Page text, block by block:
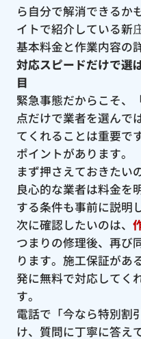
ら自分で解消できるか
イトで紹介している新
基本料金と作業内容の
対応スピードだけで選
目
緊急事態だからこそ、
点だけで業者を選んで
てくれることは重要で
ポイントがあります。
まず押さえておきたい
良心的な業者は料金を
する条件も事前に説明
次に確認したいのは、
つまりの修理後、再び
ります。施工保証があ
発に無料で対応してく
す。
電話で「今なら特別割
け、質問に丁寧に答え